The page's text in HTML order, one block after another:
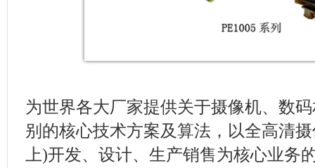
为世界各大厂家提供关于摄像机、数
别的核心技术方案及算法，以全高清摄
上)开发、设计、生产销售为核心业务